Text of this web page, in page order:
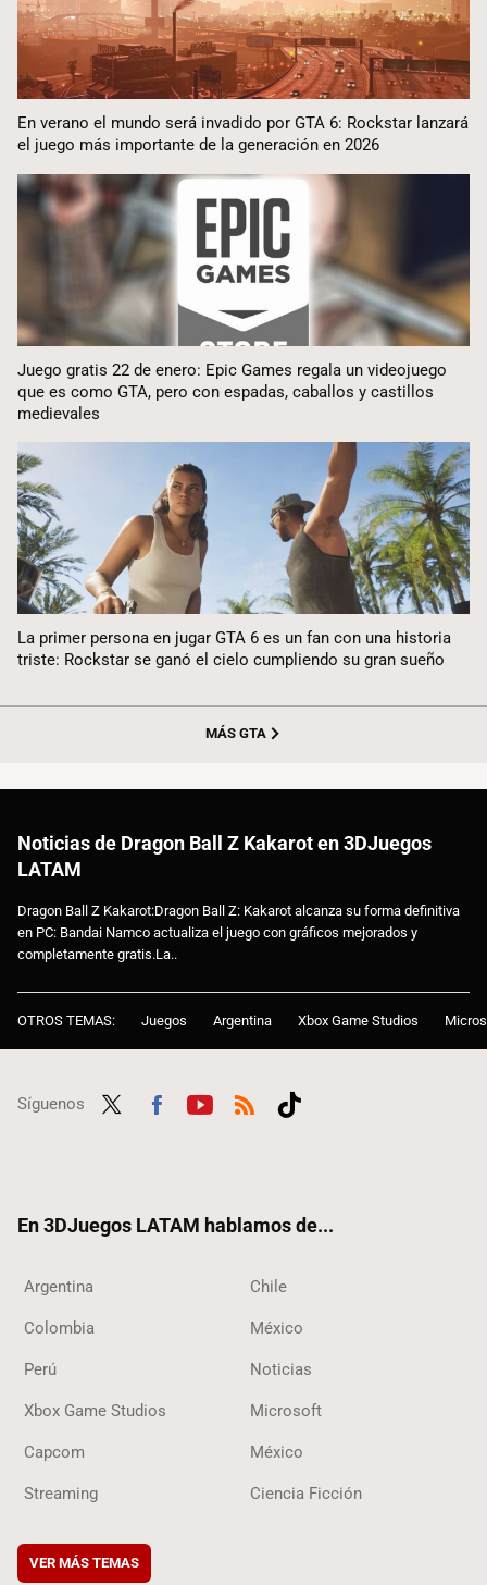
En verano el mundo será invadido por GTA 6: Rockstar lanzará
el juego más importante de la generación en 2026
Juego gratis 22 de enero: Epic Games regala un videojuego
que es como GTA, pero con espadas, caballos y castillos
medievales
La primer persona en jugar GTA 6 es un fan con una historia
triste: Rockstar se ganó el cielo cumpliendo su gran sueño
MÁS GTA
Noticias de Dragon Ball Z Kakarot en 3DJuegos
LATAM
Dragon Ball Z Kakarot:Dragon Ball Z: Kakarot alcanza su forma definitiva
en PC: Bandai Namco actualiza el juego con gráficos mejorados y
completamente gratis.La..
OTROS TEMAS: Juegos Argentina Xbox Game Studios
Síguenos
En 3DJuegos LATAM hablamos de...
Argentina Chile
Colombia México
Perú Noticias
Xbox Game Studios Microsoft
Capcom México
Streaming Ciencia Ficción
VER MÁS TEMAS